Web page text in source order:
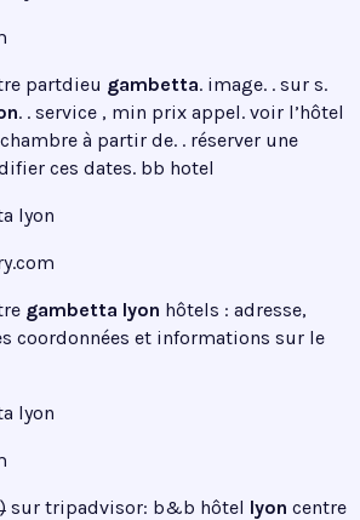
partdieu gambetta. image. . sur s.
. . service , min prix appel. voir l’hôtel
à partir de. . réserver une
ces dates. bb hotel
gambetta lyon hôtels : adresse,
coordonnées et informations sur le
sur tripadvisor: b&b hôtel lyon centre